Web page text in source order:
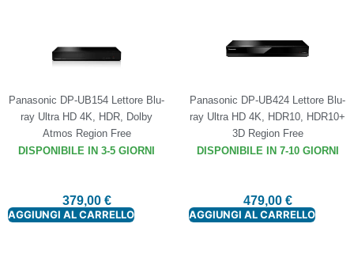
Panasonic DP-UB154 Lettore Blu-
ray Ultra HD 4K, HDR, Dolby
Atmos Region Free
DISPONIBILE IN 3-5 GIORNI
379,00 €
AGGIUNGI AL CARRELLO
Panasonic DP-UB424 Lettore Blu-
ray Ultra HD 4K, HDR10, HDR10+
3D Region Free
DISPONIBILE IN 7-10 GIORNI
479,00 €
AGGIUNGI AL CARRELLO